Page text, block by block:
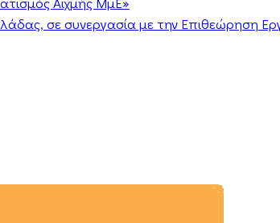
σε συνεργασία με την Επιθεώρηση